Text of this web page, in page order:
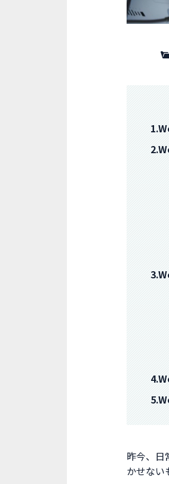
昨今、日
かせない